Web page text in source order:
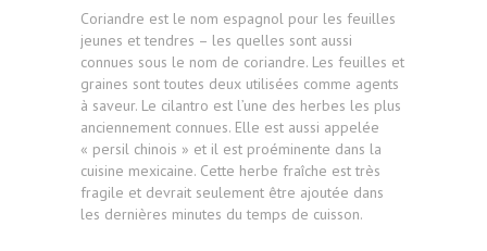
Coriandre est le nom espagnol pour les feuilles
jeunes et tendres – les quelles sont aussi
connues sous le nom de coriandre. Les feuilles et
graines sont toutes deux utilisées comme agents
à saveur. Le cilantro est l’une des herbes les plus
anciennement connues. Elle est aussi appelée
« persil chinois » et il est proéminente dans la
cuisine mexicaine. Cette herbe fraîche est très
fragile et devrait seulement être ajoutée dans
les dernières minutes du temps de cuisson.